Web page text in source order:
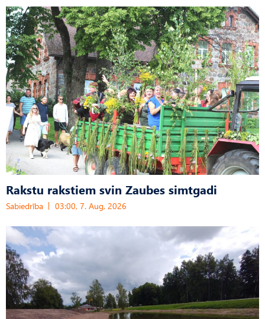
Rakstu rakstiem svin Zaubes simtgadi
Sabiedrība 03:00, 7. Aug, 2026